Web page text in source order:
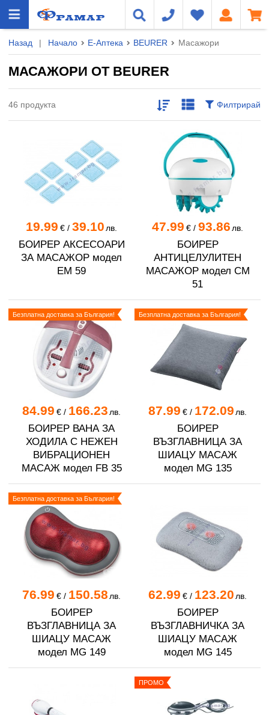
Назад | Начало Е-Аптека BEURER Масажори
МАСАЖОРИ ОТ BEURER
46 продукта Филтрирай
19.99 €/ 39.10 лв.
БОИРЕР АКСЕСОАРИ
ЗА МАСАЖОР модел
EM 59
47.99 €/ 93.86 лв.
БОИРЕР
АНТИЦЕЛУЛИТЕН
МАСАЖОР модел CM
51
84.99 €/ 166.23 лв.
БОИРЕР ВАНА ЗА
ХОДИЛА С НЕЖЕН
ВИБРАЦИОНЕН
МАСАЖ модел FB 35
Безплатна доставка за България!
87.99 €/ 172.09 лв.
БОИРЕР
ВЪЗГЛАВНИЦА ЗА
ШИАЦУ МАСАЖ
модел MG 135
Безплатна доставка за България!
76.99 €/ 150.58 лв.
БОИРЕР
ВЪЗГЛАВНИЦА ЗА
ШИАЦУ МАСАЖ
модел MG 149
Безплатна доставка за България!
62.99 €/ 123.20 лв.
БОИРЕР
ВЪЗГЛАВНИЧКА ЗА
ШИАЦУ МАСАЖ
модел MG 145
ПРОМО